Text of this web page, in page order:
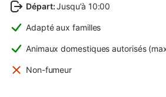
Départ:Jusqu’à 10:00
Adapté aux familles
Animaux domestiques autorisés
Non-fumeur